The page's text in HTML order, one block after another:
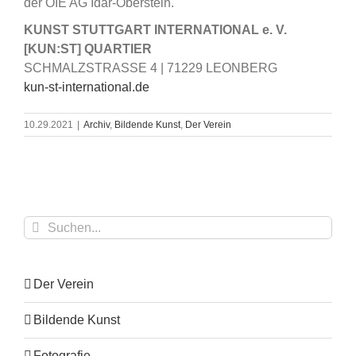
der OIE AG Idar-Oberstein.
KUNST STUTTGART INTERNATIONAL e. V.
[KUN:ST] QUARTIER
SCHMALZSTRASSE 4 | 71229 LEONBERG
kun-st-international.de
10.29.2021 Archiv, Bildende Kunst, Der Verein
Suche
nach:
Der Verein
Bildende Kunst